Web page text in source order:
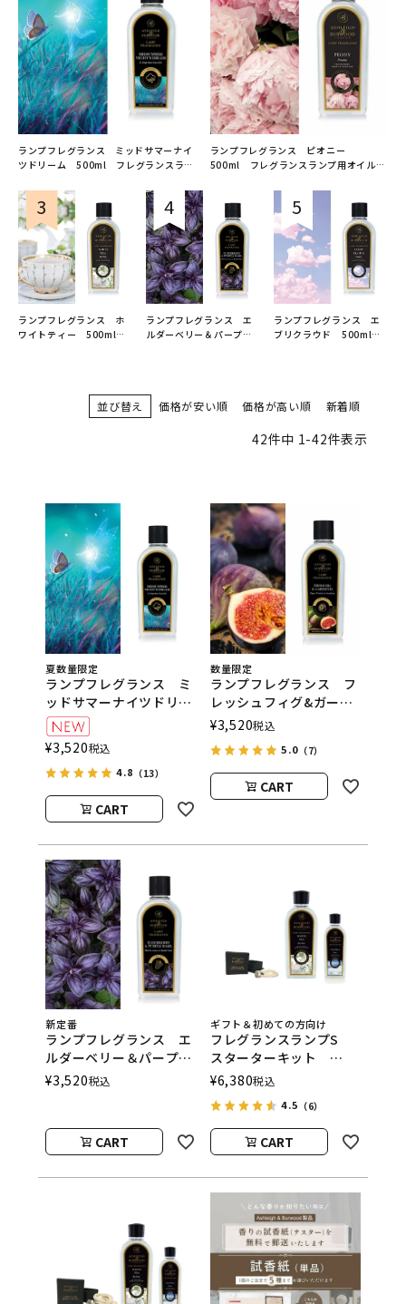
ランプフレグランス ミッドサマーナイ
ツドリーム 500ml フレグランスラン
ASHLEIGH&BURWOOD（アシュレイア
ンドバーウッド）
ランプフレグランス ピオニー
500ml フレグランスランプ用オイル
ンドバーウッド）
ランプフレグランス ホ
ワイトティー 500ml
（アシュレイアンドバー
ランプフレグランス エ
ルダーベリー＆パープル
（アシュレイアンドバー
ウッド）
ランプフレグランス エ
ブリクラウド 500ml
ウッド）
並び替え 価格が安い順 価格が高い順 新着順
42件中 1-42件表示
夏数量限定
ランプフレグランス ミ
ッドサマーナイツドリー
ム 500ml フレグラン
スランプ用オイル
ASHLEIGH&BURWOOD
（アシュレイアンドバー
ウッド）
¥3,520税込
4.8 （13）
CART
数量限定
ランプフレグランス フ
レッシュフィグ&ガーデ
ニア 500ml フレグラ
ンスランプ用オイル
ASHLEIGH&BURWOOD
（アシュレイアンドバー
ウッド）
¥3,520税込
5.0（7）
CART
新定番
ランプフレグランス エ
ルダーベリー＆パープル
バジル 500ml フレグ
ランスランプ用オイル
（アシュレイアンドバー
ウッド）
¥3,520税込
CART
ギフト＆初めての方向け
フレグランスランプS
スターターキット
ASHLEIGH&BURWOOD
（アシュレイアンドバー
ウッド）
¥6,380税込
4.5 （6）
CART